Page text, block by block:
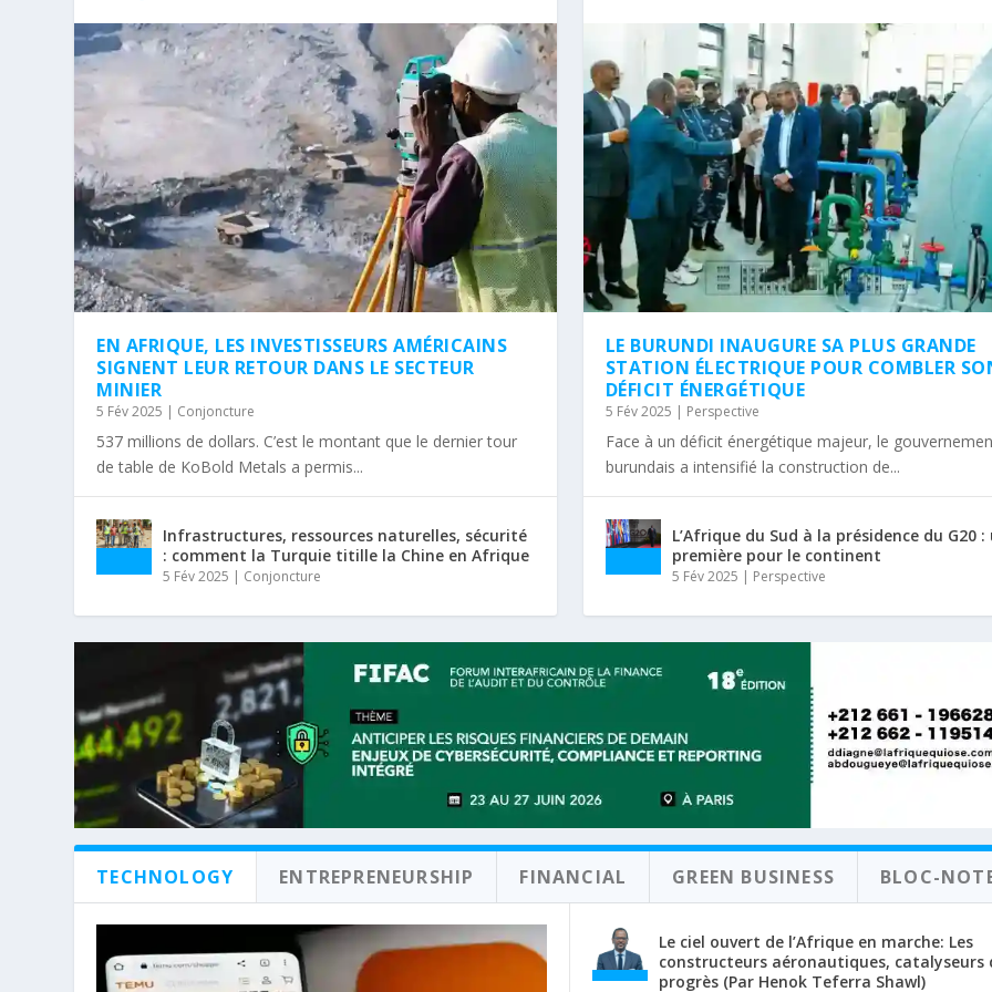
EN AFRIQUE, LES INVESTISSEURS AMÉRICAINS
SIGNENT LEUR RETOUR DANS LE SECTEUR
MINIER
5 Fév 2025 | Conjoncture
537 millions de dollars. C’est le montant que le dernier tour
de table de KoBold Metals a permis...
Infrastructures, ressources naturelles, sécurité
: comment la Turquie titille la Chine en Afrique
5 Fév 2025 | Conjoncture
LE BURUNDI INAUGURE SA PLUS GRANDE
STATION ÉLECTRIQUE POUR COMBLER
DÉFICIT ÉNERGÉTIQUE
5 Fév 2025 | Perspective
Face à un déficit énergétique majeur, le
burundais a intensifié la construction de...
L’Afrique du Sud à la présidence du G20 :
première pour le continent
5 Fév 2025 | Perspective
TECHNOLOGY ENTREPRENEURSHIP FINANCIAL GREEN BUSINESS BLOC-
Le ciel ouvert de l’Afrique en marche: Les
constructeurs aéronautiques, catalyseurs
progrès (Par Henok Teferra Shawl)